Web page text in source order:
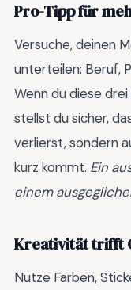
Pro-Tipp für
Versuche, deinen
unterteilen: Beruf,
Wenn du diese
stellst du sicher,
verlierst, sondern
kurz kommt. Ein
einem
Kreativität trifft
Nutze Farben,